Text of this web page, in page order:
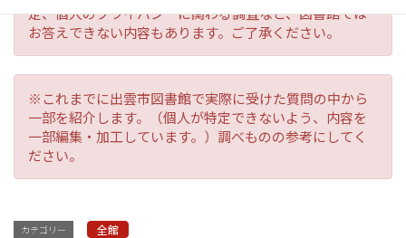
定、個人のプライバシーに関わる調査など、図書館では
お答えできない内容もあります。ご了承ください。
※これまでに出雲市図書館で実際に受けた質問の中から
一部を紹介します。（個人が特定できないよう、内容を
一部編集・加工しています。）調べものの参考にしてく
ださい。
カテゴリー 全館